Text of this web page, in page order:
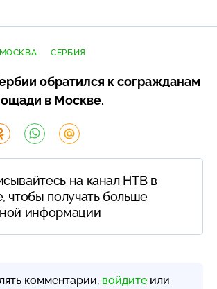
МОСКВА СЕРБИЯ
обратился к согражданам
в Москве.
на канал НТВ в
чтобы получать больше
информации
комментарии, войдите или